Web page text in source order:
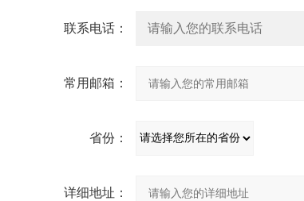
联系电话：
常用邮箱：
省份：
详细地址：